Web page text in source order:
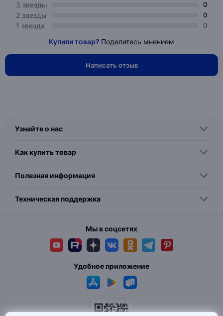
3 звезды 0
2 звезды 0
1 звезда 0
Купили товар? Поделитесь мнением
Написать отзыв
Узнайте о нас
Как купить товар
Полезная информация
Техническая поддержка
Мы в соцсетях
Удобное приложение